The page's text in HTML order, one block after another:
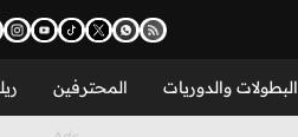
البطولات والدوريات المحترفين